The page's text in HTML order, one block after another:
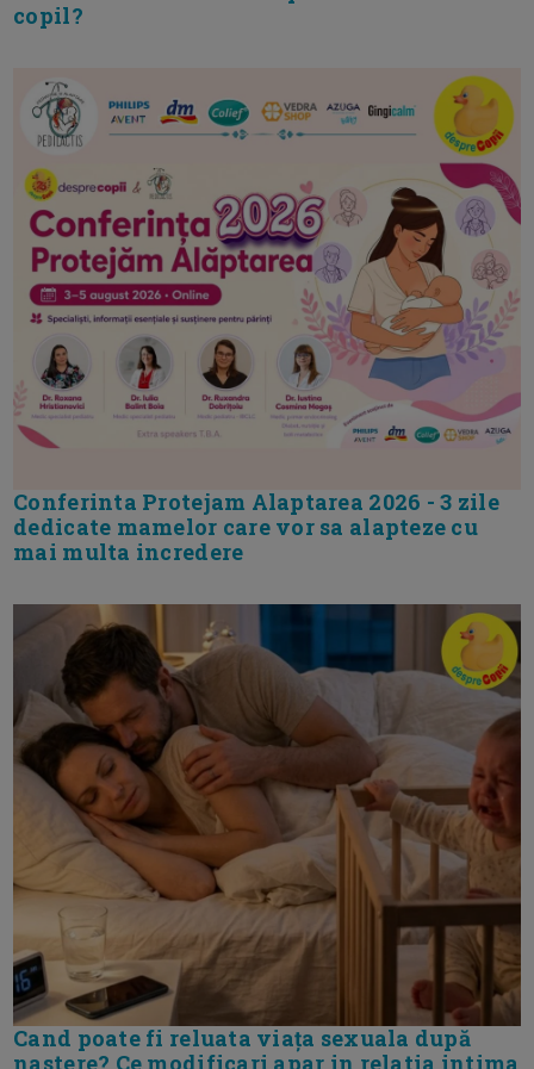
copil?
Conferinta Protejam Alaptarea 2026 - 3 zile
dedicate mamelor care vor sa alapteze cu
mai multa incredere
Cand poate fi reluata viața sexuala după
nastere? Ce modificari apar in relatia intima